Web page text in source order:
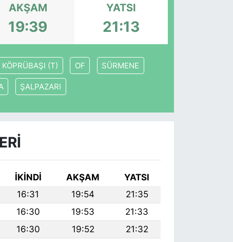
AKŞAM
19:39
YATSI
21:13
KÖPRÜBAŞI (T) OF SÜRMENE
ŞALPAZARI
İKINDI AKŞAM
YATSI
16:31 19:54
21:35
16:30 19:53
21:33
16:30 19:52
21:32